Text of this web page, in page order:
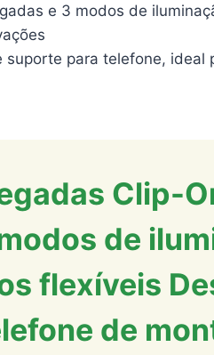
e 3 modos de
para telefone, ideal
Clip-
de
flexíveis
de